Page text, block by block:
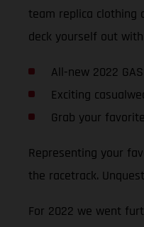
team replica clothing
deck yourself out
All-new 2022
Exciting
Grab your
Representing your
the racetrack.
For 2022 we went